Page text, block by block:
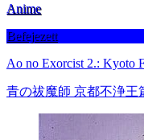
Anime
Befejezett
Ao no Exorcist 2.: Kyoto
青の祓魔師 京都不浄王